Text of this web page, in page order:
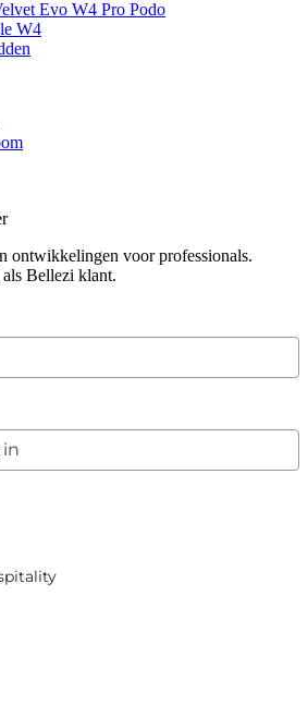
Evo W4 Pro Podo
W4
ontwikkelingen voor professionals.
Bellezi klant.